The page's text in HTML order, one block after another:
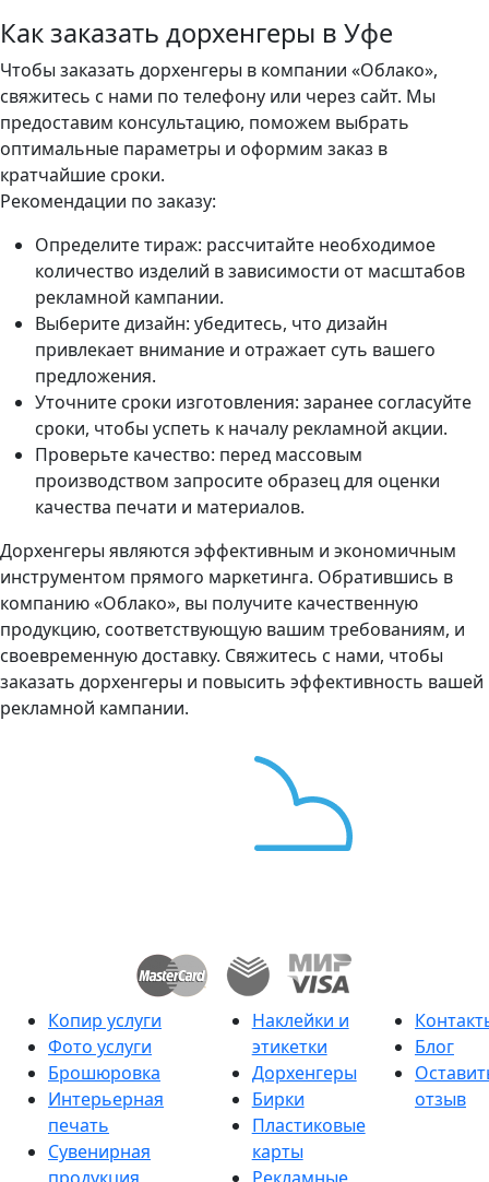
Как заказать дорхенгеры в Уфе
Чтобы заказать дорхенгеры в компании «Облако»,
свяжитесь с нами по телефону или через сайт. Мы
предоставим консультацию, поможем выбрать
оптимальные параметры и оформим заказ в
кратчайшие сроки.
Рекомендации по заказу:
Определите тираж: рассчитайте необходимое
количество изделий в зависимости от масштабов
рекламной кампании.
Выберите дизайн: убедитесь, что дизайн
привлекает внимание и отражает суть вашего
предложения.
Уточните сроки изготовления: заранее согласуйте
сроки, чтобы успеть к началу рекламной акции.
Проверьте качество: перед массовым
производством запросите образец для оценки
качества печати и материалов.
Дорхенгеры являются эффективным и экономичным
инструментом прямого маркетинга. Обратившись в
компанию «Облако», вы получите качественную
продукцию, соответствующую вашим требованиям, и
своевременную доставку. Свяжитесь с нами, чтобы
заказать дорхенгеры и повысить эффективность вашей
рекламной кампании.
Копир услуги
Фото услуги
Брошюровка
Интерьерная
печать
Сувенирная
Наклейки и
этикетки
Дорхенгеры
Бирки
Пластиковые
карты
Блог
отзыв